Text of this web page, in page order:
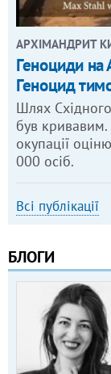
АРХІМАНДРИТ
Геноциди на
Геноцид
Шлях
був кривавим.
окупації
000 осіб.
Всі публікації
БЛОГИ